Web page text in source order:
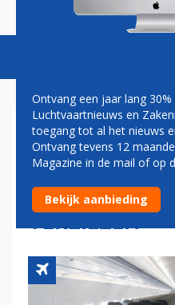
LEGE
LUCHT IN:
ZE
VERLIEZEN"
Ontvang een jaar lang
Luchtvaartnieuws en
toegang tot al het nieuws
Ontvang tevens 12
Magazine in de mail of op
Bekijk aanbieding